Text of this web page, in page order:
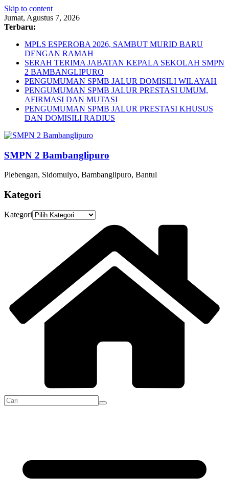
Skip to content
Jumat, Agustus 7, 2026
Terbaru:
MPLS ESPEROBA 2026, SAMBUT MURID BARU
DENGAN RAMAH
SERAH TERIMA JABATAN KEPALA SEKOLAH SMPN
2 BAMBANGLIPURO
PENGUMUMAN SPMB JALUR DOMISILI WILAYAH
PENGUMUMAN SPMB JALUR PRESTASI UMUM,
AFIRMASI DAN MUTASI
PENGUMUMAN SPMB JALUR PRESTASI KHUSUS
DAN DOMISILI RADIUS
SMPN 2 Bambanglipuro
Plebengan, Sidomulyo, Bambanglipuro, Bantul
Kategori
Kategori